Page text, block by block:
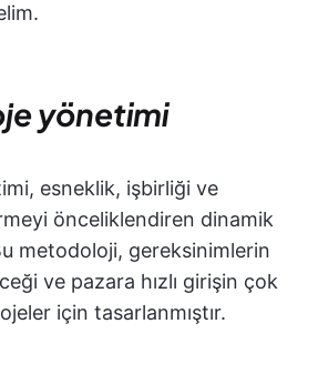
yönetimi
esneklik, işbirliği ve
önceliklendiren dinamik
metodoloji, gereksinimlerin
ve pazara hızlı girişin çok
için tasarlanmıştır.